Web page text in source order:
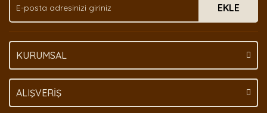
Bu ürüne benzer farklı alternatifler olmalı.
EKLE
KURUMSAL
ALIŞVERİŞ